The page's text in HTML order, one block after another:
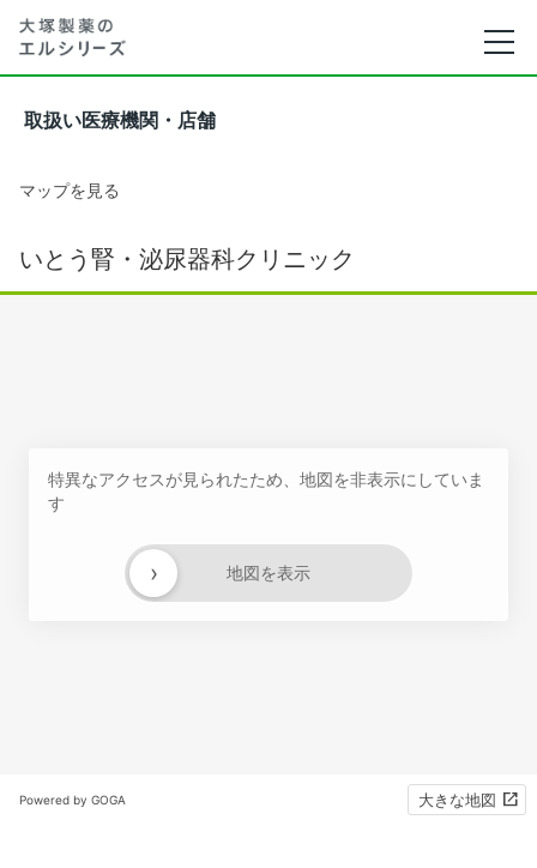
取扱い医療機関・店舗
マップを見る
いとう腎・泌尿器科クリニック
特異なアクセスが見られたため、地図を非表示にしていま
す
地図を表示
›
Powered by GOGA 大きな地図